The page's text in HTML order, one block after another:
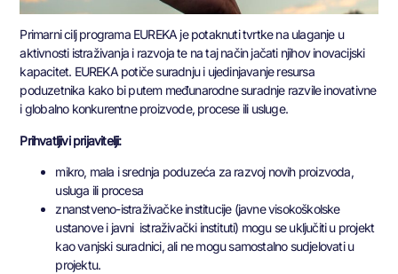
Primarni cilj programa EUREKA je potaknuti tvrtke na ulaganje u
aktivnosti istraživanja i razvoja te na taj način jačati njihov inovacijski
kapacitet. EUREKA potiče suradnju i ujedinjavanje resursa
poduzetnika kako bi putem međunarodne suradnje razvile inovativne
i globalno konkurentne proizvode, procese ili usluge.
Prihvatljivi prijavitelji:
mikro, mala i srednja poduzeća za razvoj novih proizvoda,
usluga ili procesa
znanstveno-istraživačke institucije (javne visokoškolske
ustanove i javni istraživački instituti) mogu se uključiti u projekt
kao vanjski suradnici, ali ne mogu samostalno sudjelovati u
projektu.